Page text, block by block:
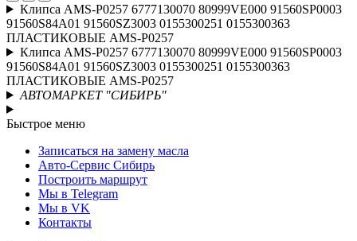
Клипса AMS-P0257 6777130070 80999VE000 91560SP0003
91560S84A01 91560SZ3003 0155300251 0155300363
ПЛАСТИКОВЫЕ AMS-P0257
Клипса AMS-P0257 6777130070 80999VE000 91560SP0003
91560S84A01 91560SZ3003 0155300251 0155300363
ПЛАСТИКОВЫЕ AMS-P0257
АВТОМАРКЕТ "СИБИРЬ"
Быстрое меню
Записаться на замену масла
Авто-Сервис Сибирь
Построить маршрут
Мы в Telegram
Мы в VK
Контакты